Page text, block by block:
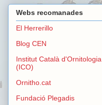
Webs recomanades
El Herrerillo
Blog CEN
Institut Català d'Ornitologia
(ICO)
Ornitho.cat
Fundació Plegadis